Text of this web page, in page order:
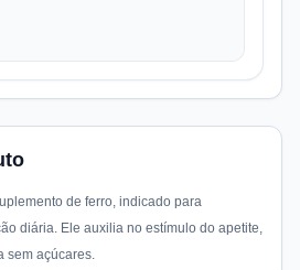
de ferro, indicado para
diária. Ele auxilia no estímulo do apetite,
sem açúcares.